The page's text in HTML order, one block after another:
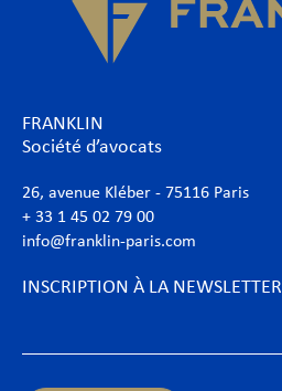
FRANKLIN
Société d’avocats
26, avenue Kléber - 75116 Paris
+ 33 1 45 02 79 00
info@franklin-paris.com
INSCRIPTION À LA NEWSLETTER